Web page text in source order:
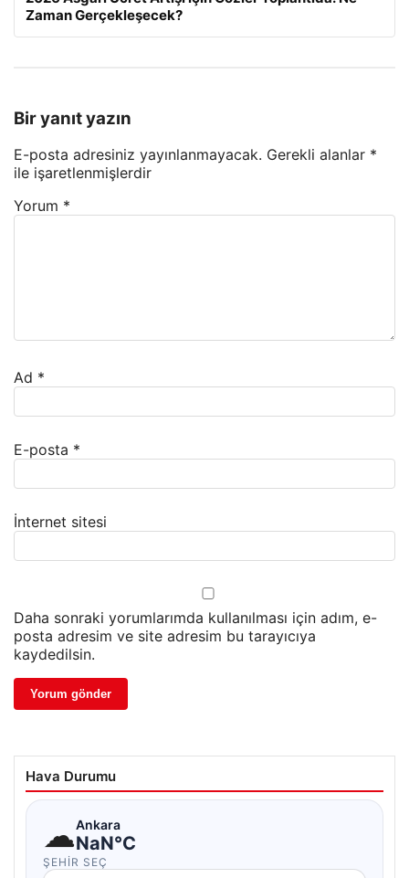
Zaman Gerçekleşecek?
Bir yanıt yazın
E-posta adresiniz yayınlanmayacak. Gerekli alanlar *
ile işaretlenmişlerdir
Yorum *
Ad *
E-posta *
İnternet sitesi
Daha sonraki yorumlarımda kullanılması için adım, e-
posta adresim ve site adresim bu tarayıcıya
kaydedilsin.
Hava Durumu
☁Ankara
NaN°C
ŞEHIR SEÇ